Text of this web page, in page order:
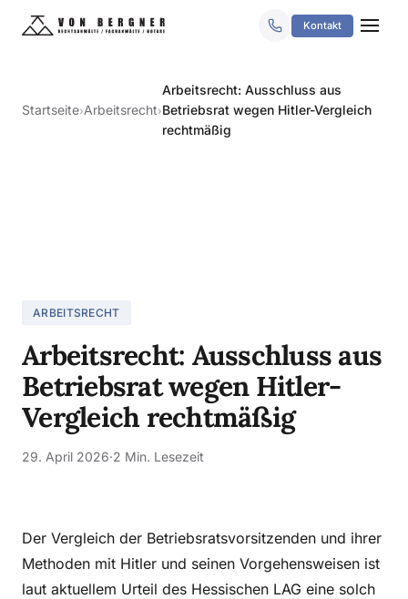
Kontakt
Startseite›Arbeitsrecht›
Arbeitsrecht: Ausschluss aus
Betriebsrat wegen Hitler-Vergleich
rechtmäßig
ARBEITSRECHT
Arbeitsrecht: Ausschluss aus
Betriebsrat wegen Hitler-
Vergleich rechtmäßig
29. April 2026·2 Min. Lesezeit
Der Vergleich der Betriebsratsvorsitzenden und ihrer
Methoden mit Hitler und seinen Vorgehensweisen ist
laut aktuellem Urteil des Hessischen LAG eine solch